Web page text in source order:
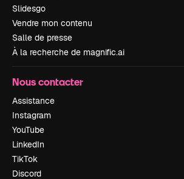
Slidesgo
Vendre mon contenu
Salle de presse
À la recherche de magnific.ai
Nous contacter
Assistance
Instagram
YouTube
LinkedIn
TikTok
Discord